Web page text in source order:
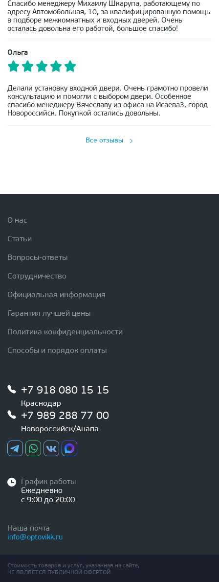
Спасибо менеджеру Михаилу Шкарупа, работающему по
адресу Автомобольная, 10, за квалифицированную помощь
в подборе межкомнатных и входных дверей. Очень
осталась довольна его работой, большое спасибо!
Ольга
Делали установку входной двери. Очень грамотно провели
консультацию и помогли с выбором двери. Особенное
спасибо менеджеру Вячеславу из офиса на Исаева3, город
Новороссийск. Покупкой остались довольны.
Все отзывы
О нас
Статьи
Вопросы-ответы
Сотрудничество
Официальная информация
Гарантия лучшей цены
Политика конфиденциальности
Способы и порядок оплаты
+7 918 080 15 15
Краснодар
+7 989 288 77 00
Новороссийск/Анапа
График работы
Ежедневно
с 9:00 до 20:00
Наша почта
info@optovikk.ru
Стоимость товаров и услуг, указанная на сайте,
НЕ ЯВЛЯЕТСЯ ПУБЛИЧНОЙ ОФЕРТОЙ